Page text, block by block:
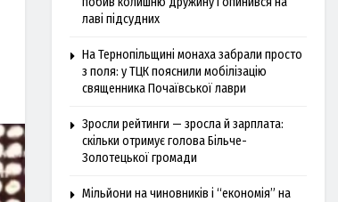
лаві підсудних
На Тернопільщині монаха забрали просто
з поля: у ТЦК пояснили мобілізацію
священника Почаївської лаври
Зросли рейтинги — зросла й зарплата:
скільки отримує голова Більче-
Золотецької громади
Мільйони на чиновників і “економія” на